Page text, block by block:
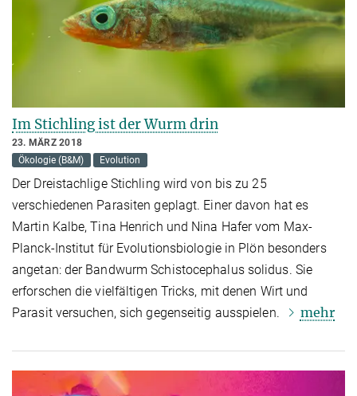
Im Stichling ist der Wurm drin
23. MÄRZ 2018
Ökologie (B&M)
Evolution
Der Dreistachlige Stichling wird von bis zu 25
verschiedenen Parasiten geplagt. Einer davon hat es
Martin Kalbe, Tina Henrich und Nina Hafer vom Max-
Planck-Institut für Evolutionsbiologie in Plön besonders
angetan: der Bandwurm Schistocephalus solidus. Sie
erforschen die vielfältigen Tricks, mit denen Wirt und
Parasit versuchen, sich gegenseitig ausspielen.
mehr